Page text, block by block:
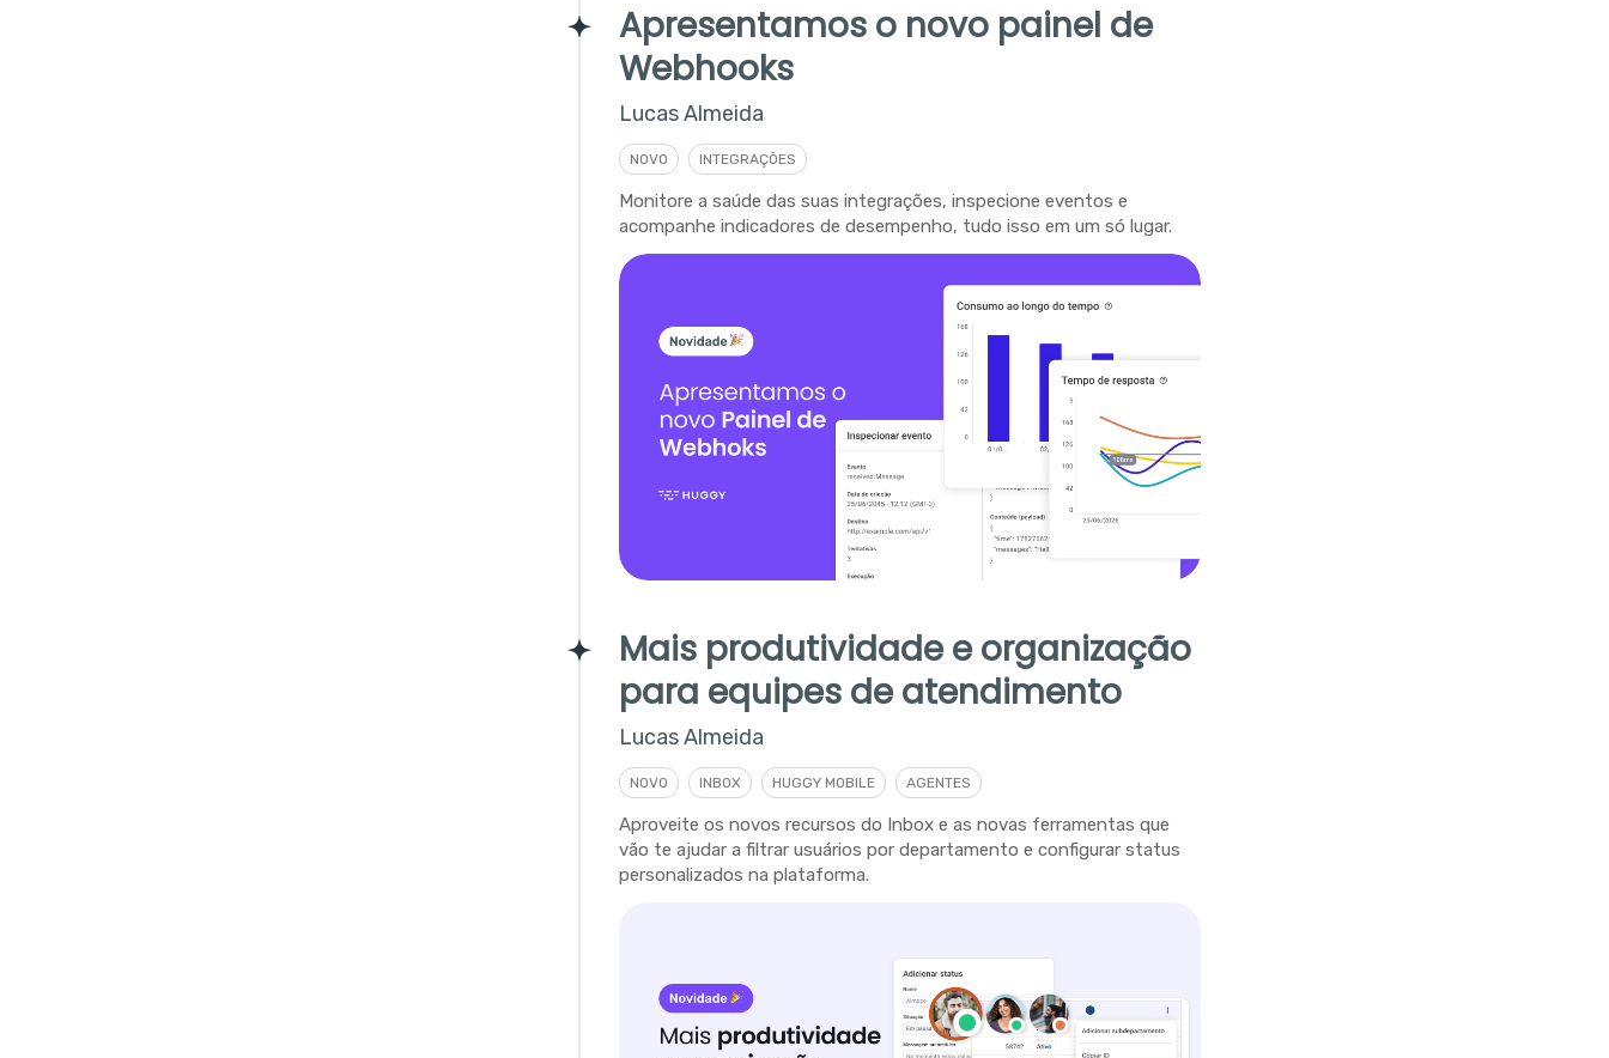
Apresentamos o novo painel de
Webhooks
Lucas Almeida
NOVO INTEGRAÇÕES
Monitore a saúde das suas integrações, inspecione eventos e
acompanhe indicadores de desempenho, tudo isso em um só lugar.
Mais produtividade e organização
para equipes de atendimento
Lucas Almeida
NOVO INBOX HUGGY MOBILE AGENTES
Aproveite os novos recursos do Inbox e as novas ferramentas que
vão te ajudar a filtrar usuários por departamento e configurar status
personalizados na plataforma.